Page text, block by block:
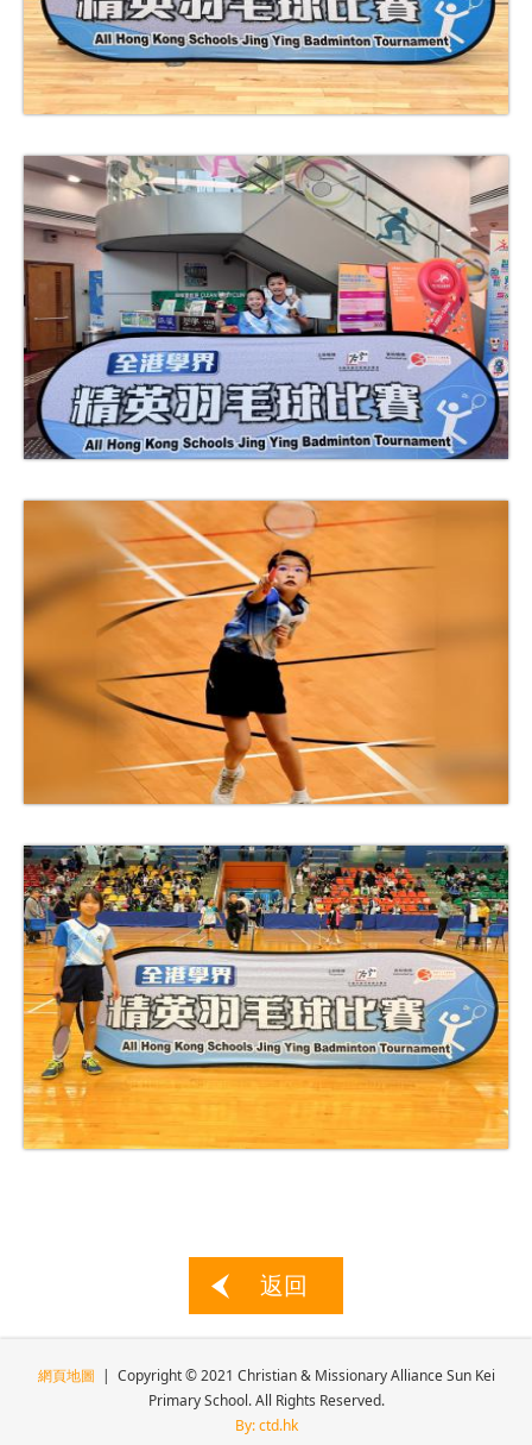
返回
網頁地圖 | Copyright © 2021 Christian & Missionary Alliance Sun Kei
Primary School. All Rights Reserved.
By: ctd.hk